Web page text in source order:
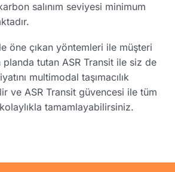
salınım seviyesi minimum
öne çıkan yöntemleri ile müşteri
tutan ASR Transit ile siz de
multimodal taşımacılık
ve ASR Transit güvencesi ile tüm
tamamlayabilirsiniz.